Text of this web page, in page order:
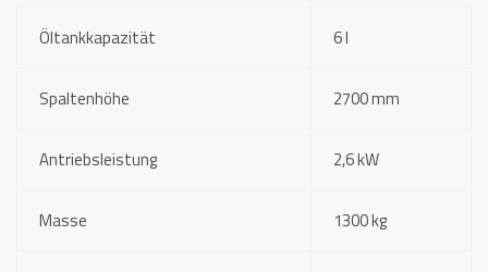
Öltankkapazität 6 l
Spaltenhöhe 2700 mm
Antriebsleistung 2,6 kW
Masse 1300 kg